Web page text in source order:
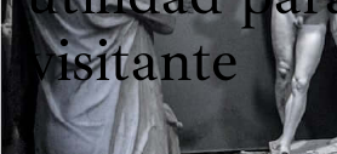
visitante